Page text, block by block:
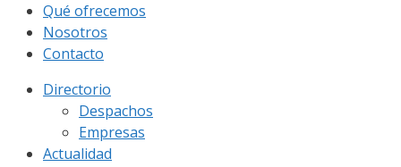
Qué ofrecemos
Nosotros
Contacto
Directorio
Despachos
Empresas
Actualidad